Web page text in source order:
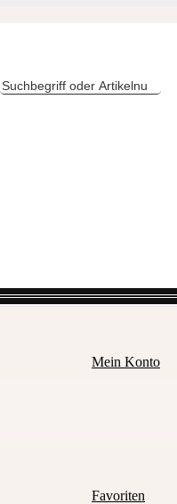
Mein Konto
Favoriten